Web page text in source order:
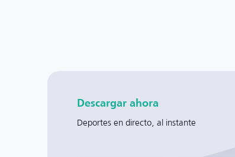
Descargar ahora
Deportes en directo, al instante